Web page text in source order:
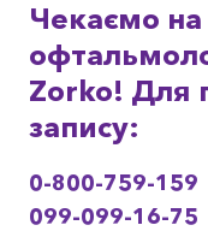
Чекаємо на
Zorko! Для
запису:
0-800-759-159
099-099-16-75